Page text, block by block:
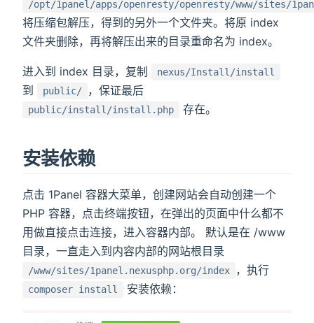
/opt/1panel/apps/openresty/openresty/www/sites/
将压缩包解压，得到的另外一个文件夹。将原 index
文件夹删除，再将解压出来的目录重命名为 index。
进入到 index 目录，复制 nexus/Install/install
到 public/ ，保证最后
public/install/install.php 存在。
安装依赖
点击 1Panel 容器大菜单，创建网站会自动创建一个
PHP 容器，点击终端按钮，在弹出的页面中什么都不
用做直接点击连接，进入容器内部。 默认是在 /www
目录，一直走入到内容内部的网站根目录
/www/sites/1panel.nexusphp.org/index ，执行
composer install 安装依赖：